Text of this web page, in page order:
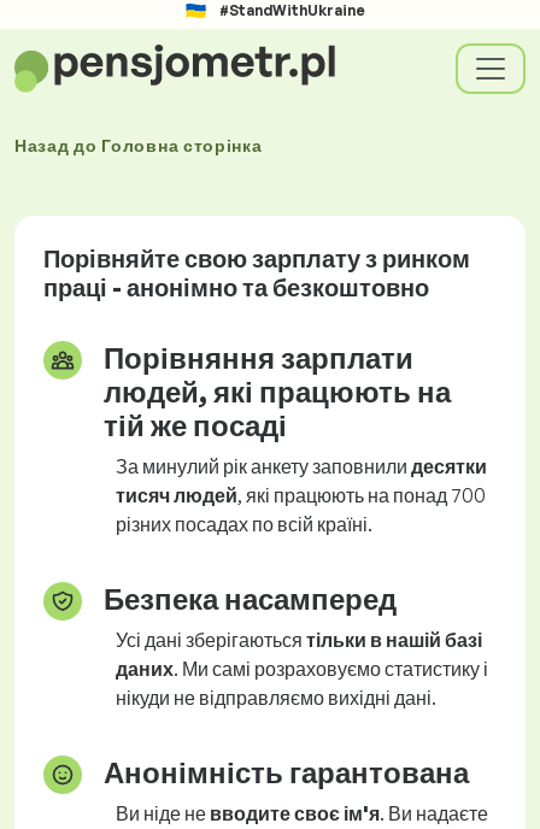
#StandWithUkraine
Назад до Головна сторінка
Порівняйте свою зарплату з ринком
праці - анонімно та безкоштовно
Порівняння зарплати
людей, які працюють на
тій же посаді
За минулий рік анкету заповнили десятки
тисяч людей, які працюють на понад 700
різних посадах по всій країні.
Безпека насамперед
Усі дані зберігаються тільки в нашій базі
даних. Ми самі розраховуємо статистику і
нікуди не відправляємо вихідні дані.
Анонімність гарантована
Ви ніде не вводите своє ім'я. Ви надаєте